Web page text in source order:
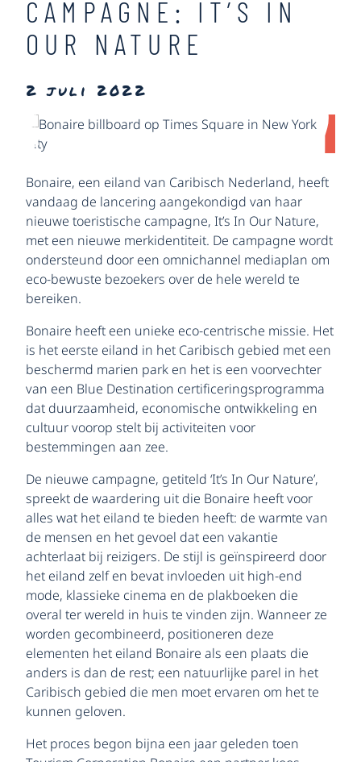
CAMPAGNE: IT’S IN
OUR NATURE
2 juli 2022
Bonaire, een eiland van Caribisch Nederland, heeft
vandaag de lancering aangekondigd van haar
nieuwe toeristische campagne, It’s In Our Nature,
met een nieuwe merkidentiteit. De campagne wordt
ondersteund door een omnichannel mediaplan om
eco-bewuste bezoekers over de hele wereld te
bereiken.
Bonaire heeft een unieke eco-centrische missie. Het
is het eerste eiland in het Caribisch gebied met een
beschermd marien park en het is een voorvechter
van een Blue Destination certificeringsprogramma
dat duurzaamheid, economische ontwikkeling en
cultuur voorop stelt bij activiteiten voor
bestemmingen aan zee.
De nieuwe campagne, getiteld ‘It’s In Our Nature’,
spreekt de waardering uit die Bonaire heeft voor
alles wat het eiland te bieden heeft: de warmte van
de mensen en het gevoel dat een vakantie
achterlaat bij reizigers. De stijl is geïnspireerd door
het eiland zelf en bevat invloeden uit high-end
mode, klassieke cinema en de plakboeken die
overal ter wereld in huis te vinden zijn. Wanneer ze
worden gecombineerd, positioneren deze
elementen het eiland Bonaire als een plaats die
anders is dan de rest; een natuurlijke parel in het
Caribisch gebied die men moet ervaren om het te
kunnen geloven.
Het proces begon bijna een jaar geleden toen